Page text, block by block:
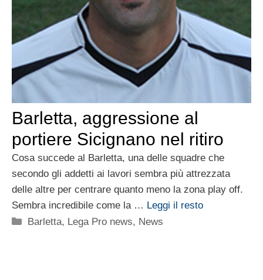
Barletta, aggressione al
portiere Sicignano nel ritiro
Cosa succede al Barletta, una delle squadre che
secondo gli addetti ai lavori sembra più attrezzata
delle altre per centrare quanto meno la zona play off.
Sembra incredibile come la … Leggi il resto
Categorie
Barletta, Lega Pro news, News